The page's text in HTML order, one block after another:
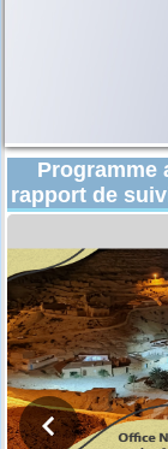
Programme
rapport de